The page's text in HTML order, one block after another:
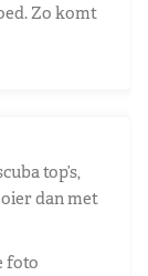
Zo komt
top’s,
dan met
foto